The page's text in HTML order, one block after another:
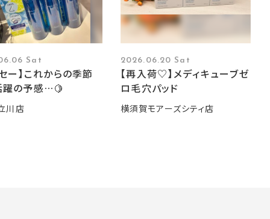
Sat
ー】これからの季節
躍の予感…🍋
川店
2026.06.20 Sat
【再入荷♡】メディキューブゼ
ロ毛穴パッド
横須賀モアーズシティ店